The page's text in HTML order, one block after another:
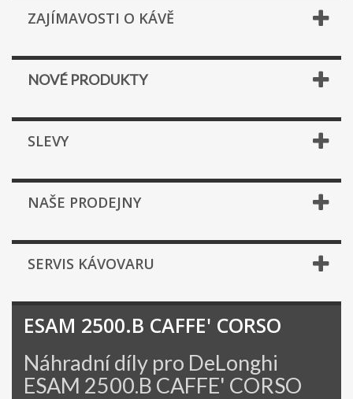
ZAJÍMAVOSTI O KÁVĚ
NOVÉ PRODUKTY
SLEVY
NAŠE PRODEJNY
SERVIS KÁVOVARU
ESAM 2500.B CAFFE' CORSO
Náhradní díly pro DeLonghi
ESAM 2500.B CAFFE' CORSO